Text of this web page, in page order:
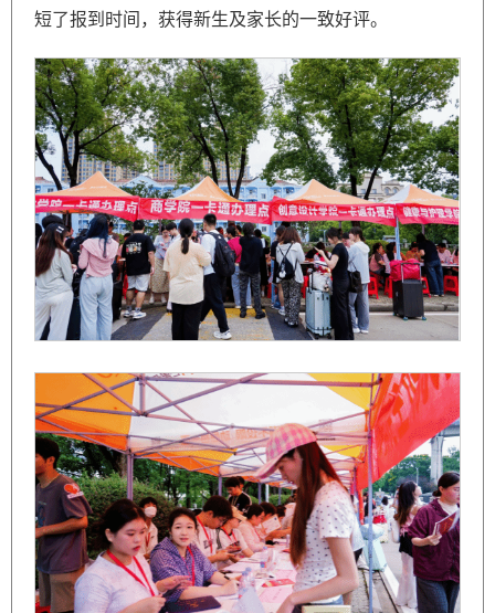
短了报到时间，获得新生及家长的一致好评。